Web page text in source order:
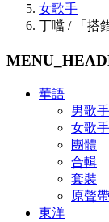
女歌手
丁噹 / 「搭
華語
男歌手
女歌手
團體
合輯
套裝
原聲帶
東洋